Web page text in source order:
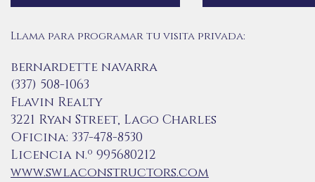
Llama para programar tu visita privada:
bernardette navarra
(337) 508-1063
Flavin Realty
3221 Ryan Street, Lago Charles
Oficina: 337-478-8530
Licencia n.º 995680212
www.swlaconstructors.com